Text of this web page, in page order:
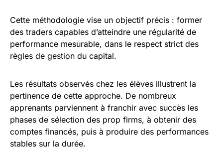
Cette méthodologie vise un objectif précis : former
des traders capables d’atteindre une régularité de
performance mesurable, dans le respect strict des
règles de gestion du capital.
Les résultats observés chez les élèves illustrent la
pertinence de cette approche. De nombreux
apprenants parviennent à franchir avec succès les
phases de sélection des prop firms, à obtenir des
comptes financés, puis à produire des performances
stables sur la durée.